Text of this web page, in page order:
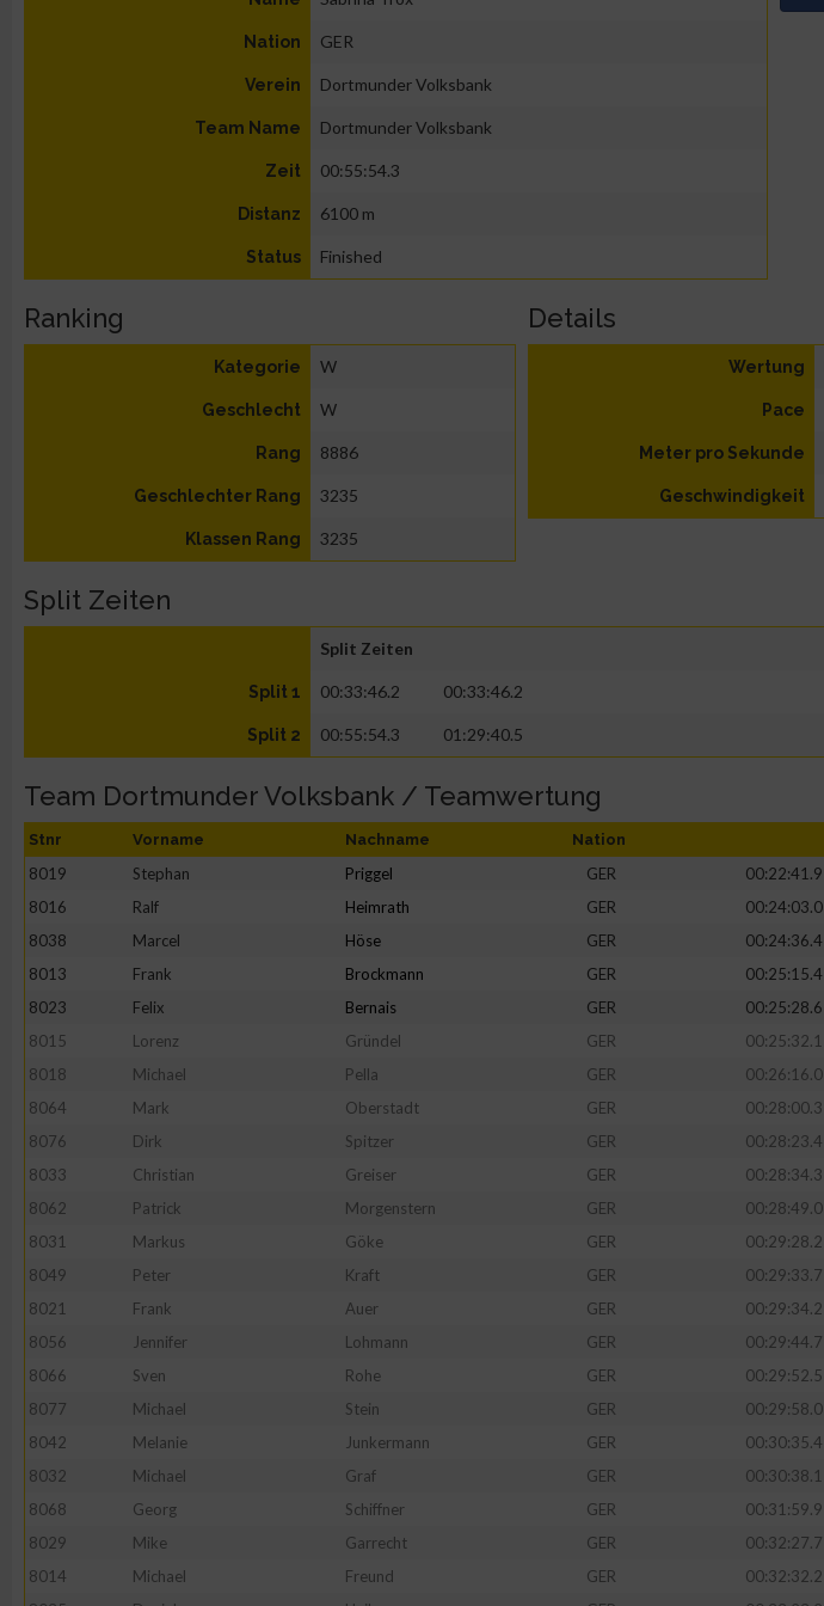
Nation GER
Verein Dortmunder Volksbank
Team Name Dortmunder Volksbank
Zeit 00:55:54.3
Distanz 6100 m
Status Finished
Ranking
Kategorie W
Geschlecht W
Rang 8886
Geschlechter Rang 3235
Klassen Rang 3235
Details
Wertung
Pace
Meter pro Sekunde
Geschwindigkeit
Split Zeiten
Split Zeiten
Split 1 00:33:46.2 00:33:46.2
Split 2 00:55:54.3 01:29:40.5
Team Dortmunder Volksbank / Teamwertung
Stnr Vorname Nachname Nation
8019 Stephan Priggel GER 00:22:41.9
8016
Ralf Heimrath GER
00:24:03.0
8038
Marcel Höse GER
00:24:36.4
8013
Frank Brockmann GER
00:25:15.4
8023
Felix Bernais GER
00:25:28.6
8015
Lorenz Gründel GER
00:25:32.1
8018
Michael Pella GER
00:26:16.0
8064
Mark Oberstadt GER
00:28:00.3
8076
Dirk Spitzer GER
00:28:23.4
8033
Christian Greiser GER
00:28:34.3
8062
Patrick Morgenstern GER
00:28:49.0
8031
Markus Göke GER
00:29:28.2
8049
Peter Kraft GER
00:29:33.7
8021
Frank Auer GER
00:29:34.2
8056
Jennifer Lohmann GER
00:29:44.7
8066
Sven Rohe GER
00:29:52.5
8077
Michael Stein GER
00:29:58.0
8042
Melanie Junkermann GER
00:30:35.4
8032
Michael Graf GER
00:30:38.1
8068
Georg Schiffner GER
00:31:59.9
8029
Mike Garrecht GER
00:32:27.7
8014
Michael Freund GER
00:32:32.2